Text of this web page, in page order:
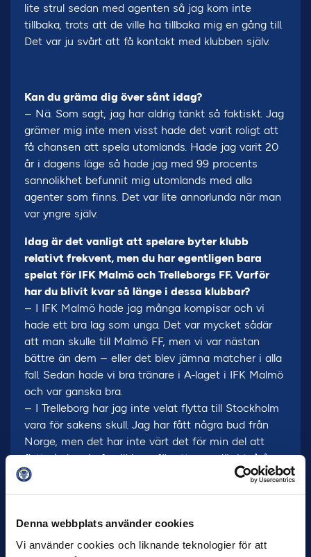
Denna webbplats använder cookies
Vi använder cookies och liknande teknologier för att
lite strul sedan med agenten så jag kom inte
tillbaka, trots att de ville ha tillbaka mig en gång till.
Det var ju svårt att få kontakt med klubben själv.
Kan du gräma dig över sånt idag?
– Nä. Som sagt, jag har aldrig tänkt så faktiskt. Jag
grämer mig inte men visst hade det varit roligt att
få chansen att spela utomlands. Hade jag varit 20
år i dagens läge så hade jag med 99 procents
sannolikhet befunnit mig utomlands med alla
agenter som finns. Det var lite annorlunda när man
var yngre själv.
Idag är det vanligt att spelare byter klubb
relativt frekvent, men du har egentligen bara
spelat för IFK Malmö och Trelleborgs FF. Varför
har du blivit kvar så länge i dessa klubbar?
– I IFK Malmö hade jag många kompisar och vi
hade ett bra lag som unga. Det var mycket sådär
att man skulle till Malmö FF, men vi var nästan
bättre än dem – eller det blev jämna matcher i alla
fall. Sedan hade vi bra tränare i A-laget i IFK Malmö
och var ganska bra.
– I Trelleborg har jag inte velat flytta till Stockholm
vara för sakens skull. Jag har fått några bud från
Norge, men det har inte värt det för min del att
flytta hela min familj bara för att vara där i två år
och sedan flytta tillbaka. Därför har jag stannat här.
hade du trott då att ni skulle befinna er i
– Nä, inte Allsvenskan kanske. Men jag vet att vi